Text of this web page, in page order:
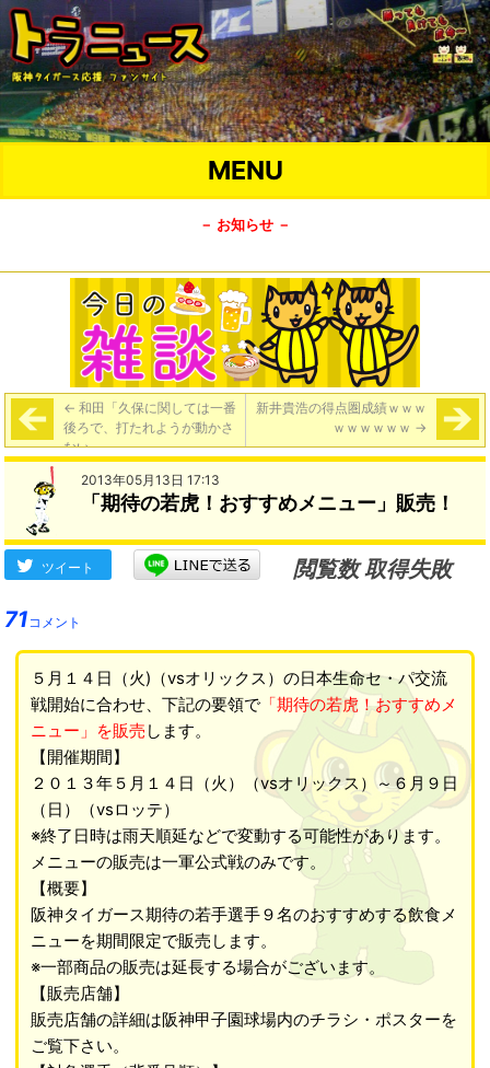
MENU
－ お知らせ －
← 和田「久保に関しては一番
後ろで、打たれようが動かさ
ない。」
新井貴浩の得点圏成績ｗｗｗ
ｗｗｗｗｗｗ →
2013年05月13日 17:13
「期待の若虎！おすすめメニュー」販売！
ツイート
閲覧数 取得失敗
71コメント
５月１４日（火)（vsオリックス）の日本生命セ・パ交流
戦開始に合わせ、下記の要領で「期待の若虎！おすすめメ
ニュー」を販売 します。
【開催期間】
２０１３年５月１４日（火）（vsオリックス）～６月９日
（日）（vsロッテ）
※終了日時は雨天順延などで変動する可能性があります。
メニューの販売は一軍公式戦のみです。
【概要】
阪神タイガース期待の若手選手９名のおすすめする飲食メ
ニューを期間限定で販売します。
※一部商品の販売は延長する場合がございます。
【販売店舗】
販売店舗の詳細は阪神甲子園球場内のチラシ・ポスターを
ご覧下さい。